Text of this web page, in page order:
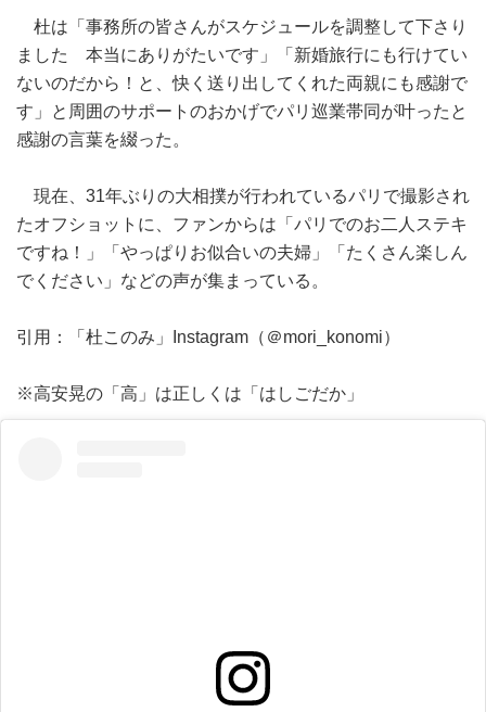
杜は「事務所の皆さんがスケジュールを調整して下さり
ました 本当にありがたいです」「新婚旅行にも行けてい
ないのだから！と、快く送り出してくれた両親にも感謝で
す」と周囲のサポートのおかげでパリ巡業帯同が叶ったと
感謝の言葉を綴った。
現在、31年ぶりの大相撲が行われているパリで撮影され
たオフショットに、ファンからは「パリでのお二人ステキ
ですね！」「やっぱりお似合いの夫婦」「たくさん楽しん
でください」などの声が集まっている。
引用：「杜このみ」Instagram（＠mori_konomi）
※高安晃の「高」は正しくは「はしごだか」